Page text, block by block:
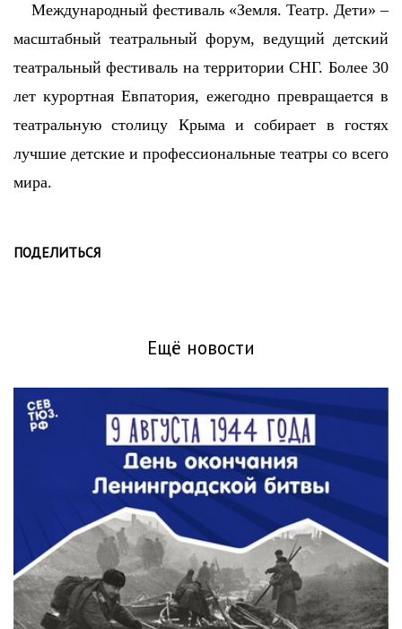
Международный фестиваль «Земля. Театр. Дети» –
масштабный театральный форум, ведущий детский
театральный фестиваль на территории СНГ. Более 30
лет курортная Евпатория, ежегодно превращается в
театральную столицу Крыма и собирает в гостях
лучшие детские и профессиональные театры со всего
мира.
ПОДЕЛИТЬСЯ
Ещё новости